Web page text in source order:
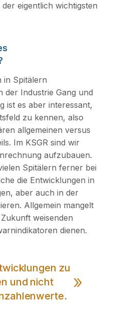
eigentlich wichtigsten
in Spitälern
der Industrie Gang und
ist es aber interessant,
zu kennen, also
allgemeinen versus
Im KSGR sind wir
aufzubauen.
Spitälern ferner bei
die Entwicklungen in
aber auch in der
Allgemein mangelt
weisenden
dienen.
zu
und nicht